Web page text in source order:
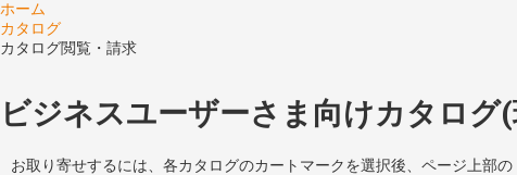
ホーム
カタログ
カタログ閲覧・請求
ビジネスユーザーさま向けカタログ
お取り寄せするには、各カタログのカートマークを選択後、ページ上部